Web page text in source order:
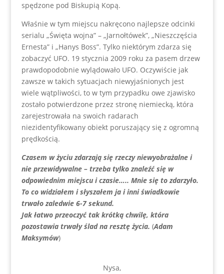
spędzone pod Biskupią Kopą.
Właśnie w tym miejscu nakręcono najlepsze odcinki
serialu „Święta wojna” – „Jarnołtówek”, „Nieszczęścia
Ernesta” i „Hanys Boss”. Tylko niektórym zdarza się
zobaczyć UFO. 19 stycznia 2009 roku za pasem drzew
prawdopodobnie wylądowało UFO. Oczywiście jak
zawsze w takich sytuacjach niewyjaśnionych jest
wiele wątpliwości, to w tym przypadku owe zjawisko
zostało potwierdzone przez stronę niemiecką, która
zarejestrowała na swoich radarach
niezidentyfikowany obiekt poruszający się z ogromną
prędkością.
Czasem w życiu zdarzają się rzeczy niewyobrażalne i
nie przewidywalne – trzeba tylko znaleźć się w
odpowiednim miejscu i czasie….. Mnie się to zdarzyło.
To co widziałem i słyszałem ja i inni świadkowie
trwało zaledwie 6-7 sekund.
Jak łatwo przeoczyć tak krótką chwilę, która
pozostawia trwały ślad na resztę życia. (Adam
Maksymów)
Nysa,